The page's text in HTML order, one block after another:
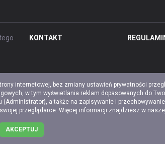
KONTAKT
internetowej, bez zmiany ustawień prywatności
w tym wyświetlania reklam dopasowanych do
a także na zapisywanie i
przeglądarce. Więcej informacji znajdziesz w
AKCEPTUJ